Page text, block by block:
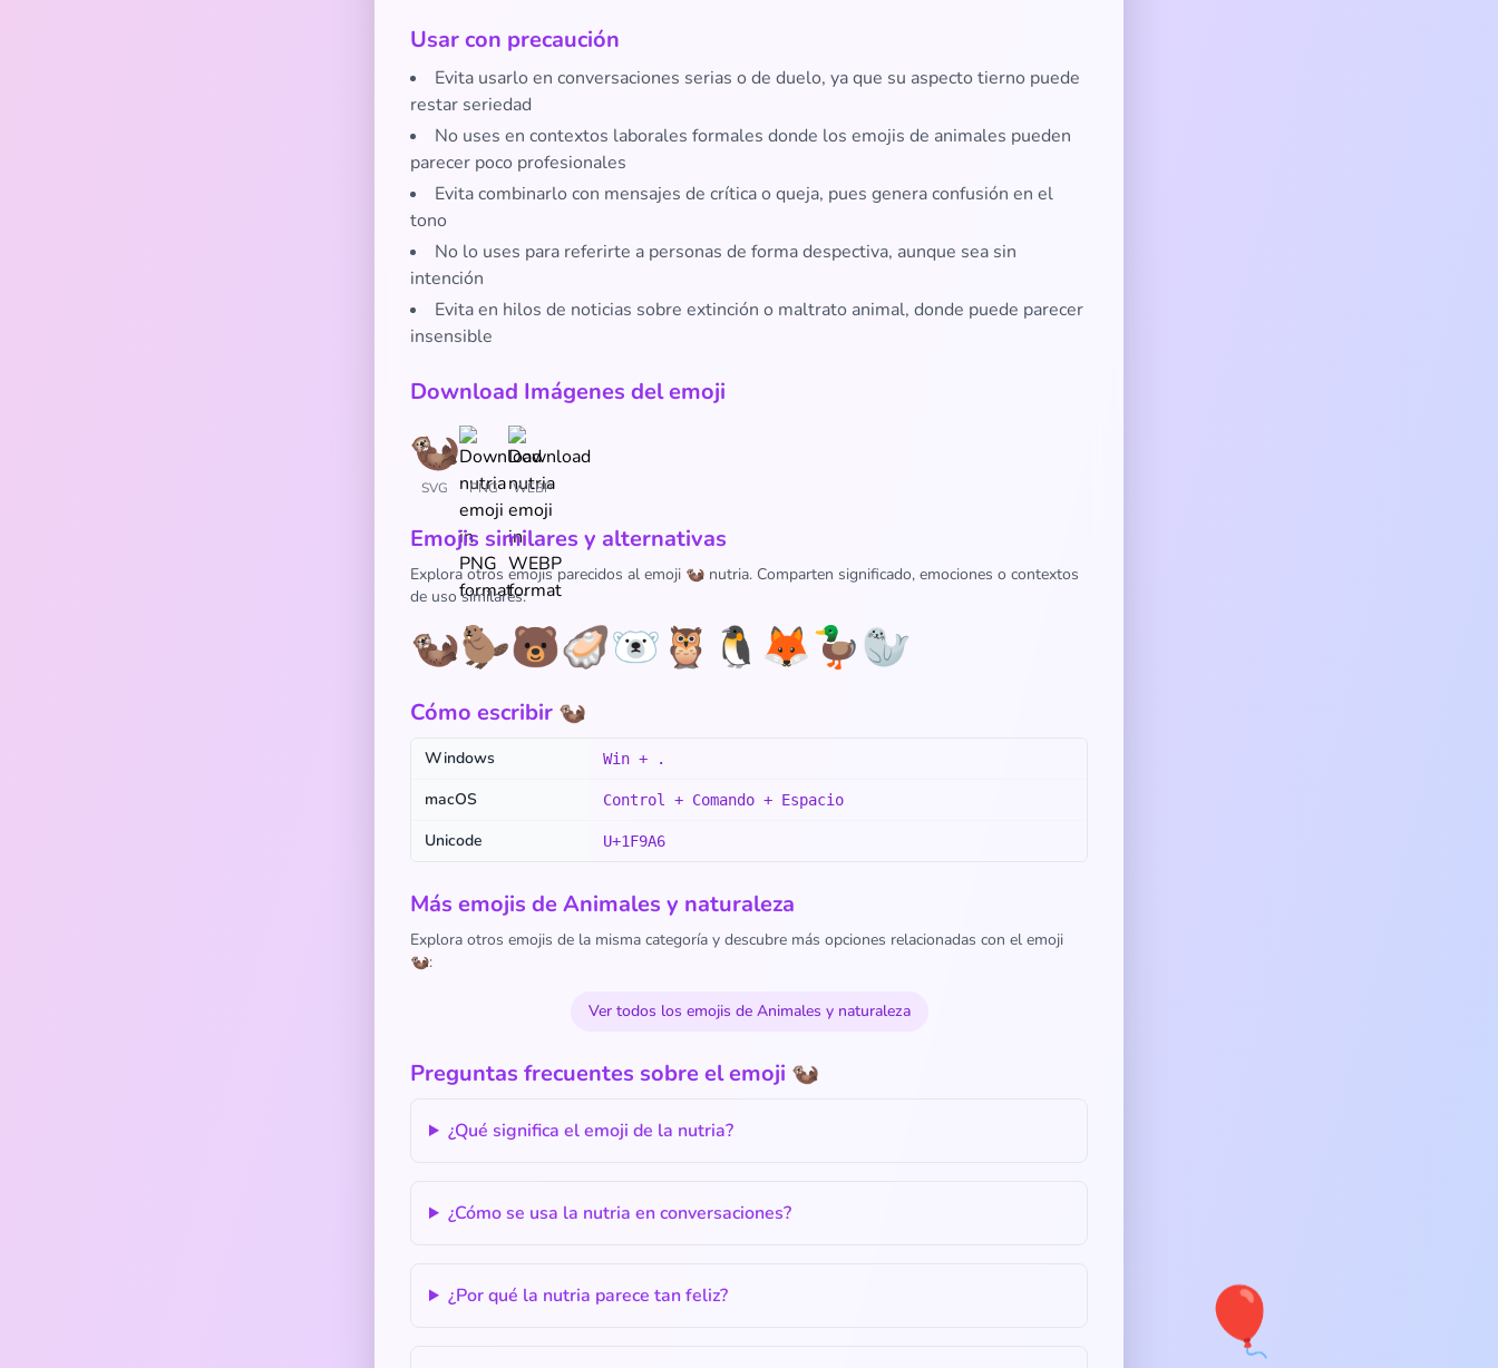
🎈
Usar con precaución
Evita usarlo en conversaciones serias o de duelo, ya que su aspecto tierno puede
restar seriedad
No uses en contextos laborales formales donde los emojis de animales pueden
parecer poco profesionales
Evita combinarlo con mensajes de crítica o queja, pues genera confusión en el
tono
No lo uses para referirte a personas de forma despectiva, aunque sea sin
intención
Evita en hilos de noticias sobre extinción o maltrato animal, donde puede parecer
insensible
Download Imágenes del emoji
SVG PNG WEBP
Emojis similares y alternativas
Explora otros emojis parecidos al emoji 🦦 nutria. Comparten significado, emociones o contextos
de uso similares:
🦦🦫🐻🦪🐻‍❄️ 🦉 🐧 🦊🦆🦭
Cómo escribir 🦦
Windows Win + .
macOS Control + Comando + Espacio
Unicode U+1F9A6
Más emojis de Animales y naturaleza
Explora otros emojis de la misma categoría y descubre más opciones relacionadas con el emoji
🦦:
Ver todos los emojis de Animales y naturaleza
Preguntas frecuentes sobre el emoji 🦦
¿Qué significa el emoji de la nutria?
¿Cómo se usa la nutria en conversaciones?
¿Por qué la nutria parece tan feliz?